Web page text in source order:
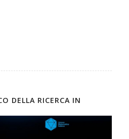
DELLA RICERCA IN